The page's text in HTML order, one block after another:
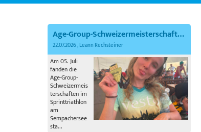
Age-Group-Schweizermeisterschaften im Sprinttriathlon
22.07.2026, Leann Rechsteiner
Am 05. Juli
fanden die
Age-Group-
Schweizermeis
terschaften im
Sprinttriathlon
am
Sempachersee
sta...